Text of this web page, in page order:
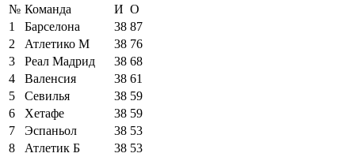
№ Команда И О
1
Барселона 38 87
2
Атлетико М 38 76
3
Реал Мадрид 38 68
4
Валенсия 38 61
5
Севилья 38 59
6
Хетафе 38 59
7
Эспаньол 38 53
8
Атлетик Б 38 53